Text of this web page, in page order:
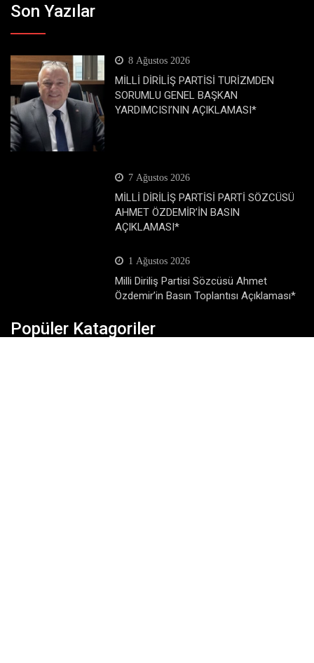
Son Yazılar
8 Ağustos 2026
MİLLİ DİRİLİŞ PARTİSİ TURİZMDEN
SORUMLU GENEL BAŞKAN
YARDIMCISI’NIN AÇIKLAMASI*
7 Ağustos 2026
MİLLİ DİRİLİŞ PARTİSİ PARTİ SÖZCÜSÜ
AHMET ÖZDEMİR’İN BASIN
AÇIKLAMASI*
1 Ağustos 2026
Milli Diriliş Partisi Sözcüsü Ahmet
Özdemir’in Basın Toplantısı Açıklaması*
Popüler Katagoriler